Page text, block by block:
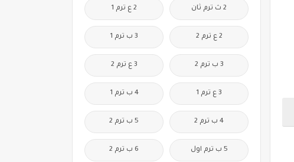
2 ث ترم ثان 2 ع ترم 1
2 ع ترم 2 3 ب ترم 1
3 ب ترم 2 3 ع ترم 2
3 ع ترم 1 4 ب ترم 1
4 ب ترم 2 5 ب ترم 2
5 ب ترم اول 6 ب ترم 2